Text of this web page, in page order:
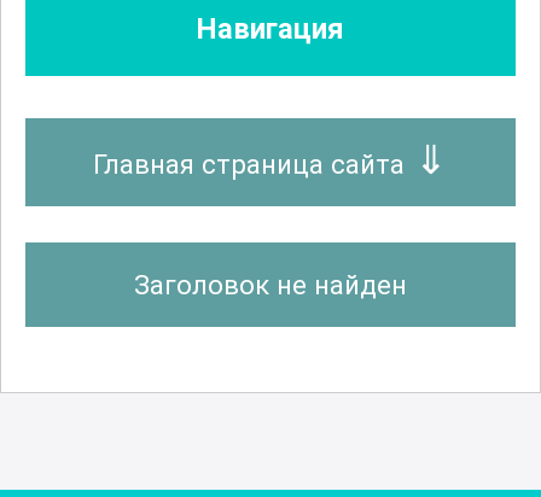
Навигация
Главная страница сайта
Заголовок не найден